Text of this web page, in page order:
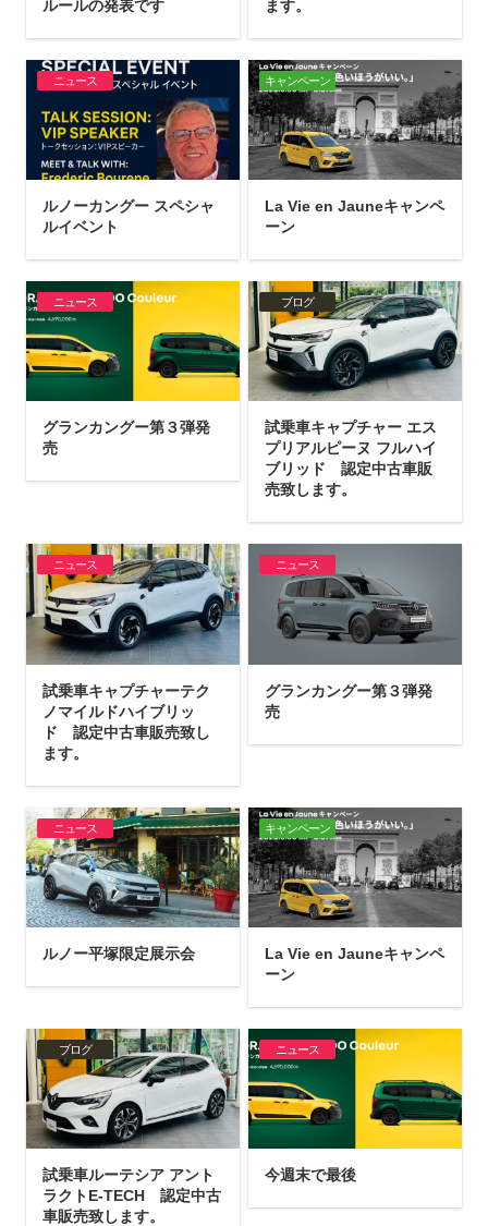
ルールの発表です ます。
ニュース
ルノーカングー スペシャ
ルイベント
キャンペーン
La Vie en Jauneキャンペ
ーン
ニュース
グランカングー第３弾発
売
ブログ
試乗車キャプチャー エス
プリアルピーヌ フルハイ
ブリッド 認定中古車販
売致します。
ニュース
試乗車キャプチャーテク
ノマイルドハイブリッ
ド 認定中古車販売致し
ます。
ニュース
グランカングー第３弾発
売
ニュース
ルノー平塚限定展示会
キャンペーン
La Vie en Jauneキャンペ
ーン
ブログ
試乗車ルーテシア アント
ラクトE-TECH 認定中古
車販売致します。
ニュース
今週末で最後